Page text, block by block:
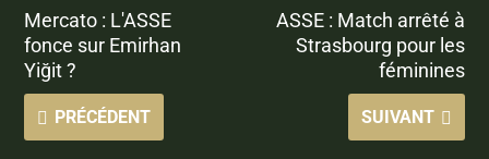
Mercato : L'ASSE
fonce sur Emirhan
Yiğit ?
PRÉCÉDENT
ASSE : Match arrêté à
Strasbourg pour les
féminines
SUIVANT